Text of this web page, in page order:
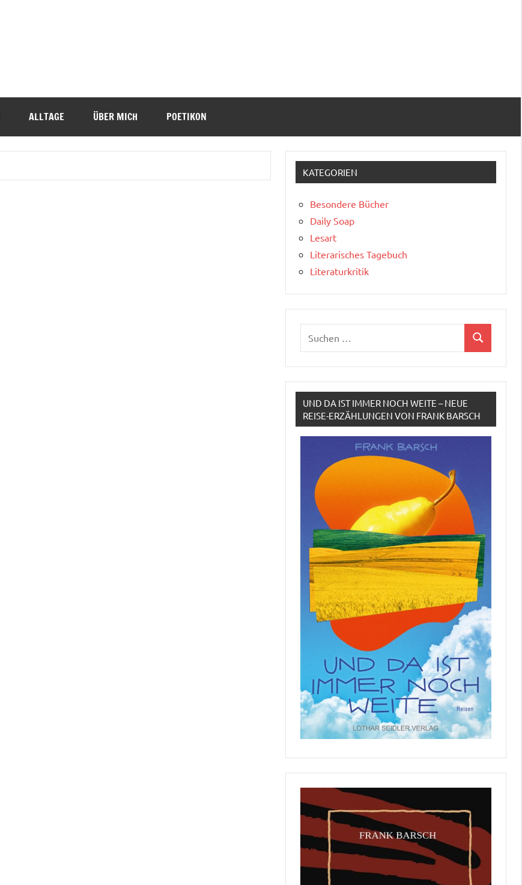
ALLTAGE ÜBER MICH POETIKON
KATEGORIEN
Besondere Bücher
Daily Soap
Lesart
Literarisches Tagebuch
Literaturkritik
Suchen
UND DA IST IMMER NOCH WEITE – NEUE
REISE-ERZÄHLUNGEN VON FRANK BARSCH